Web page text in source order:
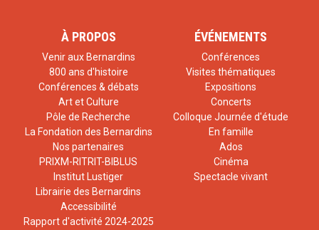
À PROPOS
Venir aux Bernardins
800 ans d'histoire
Conférences & débats
Art et Culture
Pôle de Recherche
La Fondation des Bernardins
Nos partenaires
PRIXM-RITRIT-BIBLUS
Institut Lustiger
Librairie des Bernardins
Accessibilité
Rapport d'activité 2024-2025
ÉVÉNEMENTS
Conférences
Visites thématiques
Expositions
Concerts
Colloque Journée d'étude
En famille
Ados
Cinéma
Spectacle vivant